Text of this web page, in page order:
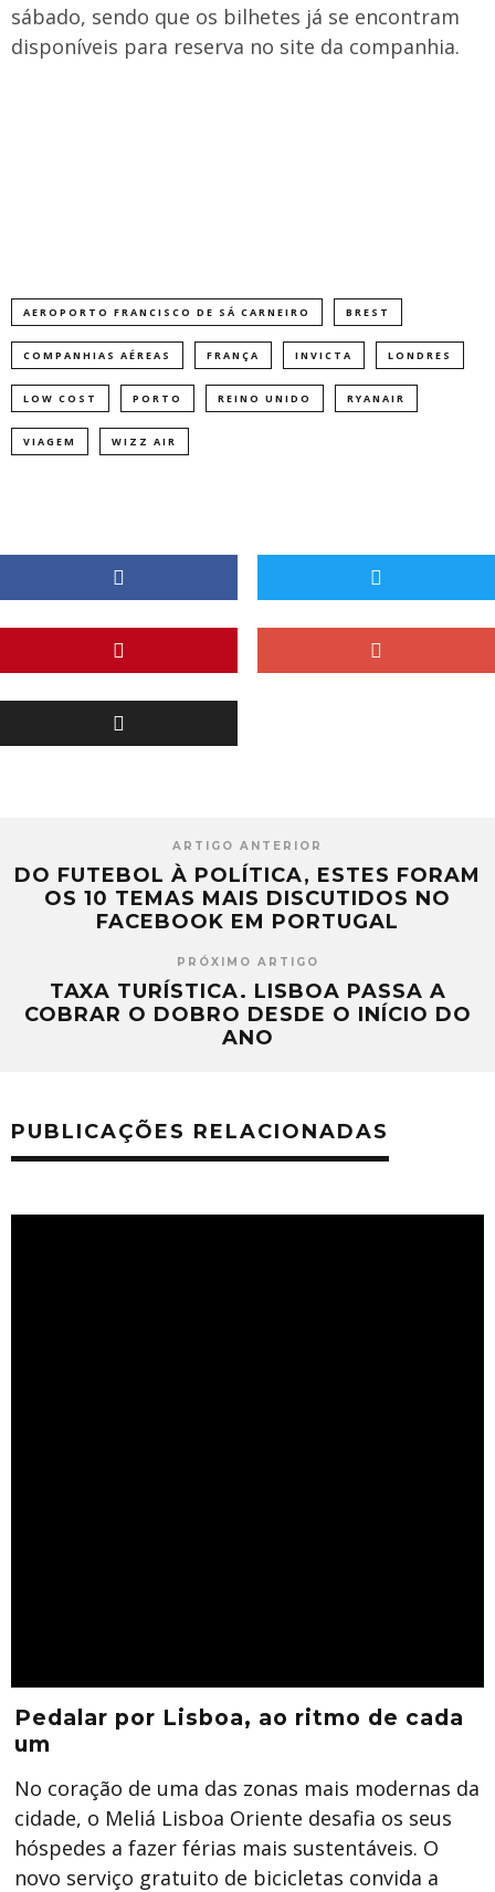
sábado, sendo que os bilhetes já se encontram
disponíveis para reserva no site da companhia.
AEROPORTO FRANCISCO DE SÁ CARNEIRO BREST
COMPANHIAS AÉREAS FRANÇA INVICTA LONDRES
LOW COST PORTO REINO UNIDO RYANAIR
VIAGEM WIZZ AIR
ARTIGO ANTERIOR
DO FUTEBOL À POLÍTICA, ESTES FORAM
OS 10 TEMAS MAIS DISCUTIDOS NO
FACEBOOK EM PORTUGAL
PRÓXIMO ARTIGO
TAXA TURÍSTICA. LISBOA PASSA A
COBRAR O DOBRO DESDE O INÍCIO DO
ANO
PUBLICAÇÕES RELACIONADAS
Pedalar por Lisboa, ao ritmo de cada
um
No coração de uma das zonas mais modernas da
cidade, o Meliá Lisboa Oriente desafia os seus
hóspedes a fazer férias mais sustentáveis. O
novo serviço gratuito de bicicletas convida a